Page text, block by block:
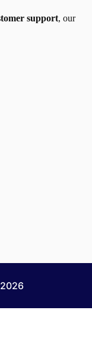
support, our
2026 www.GolanGroup.co.il